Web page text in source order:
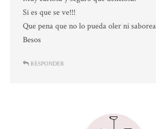
Si es que se ve!!!
Que pena que no lo pueda oler ni
Besos
RESPONDER